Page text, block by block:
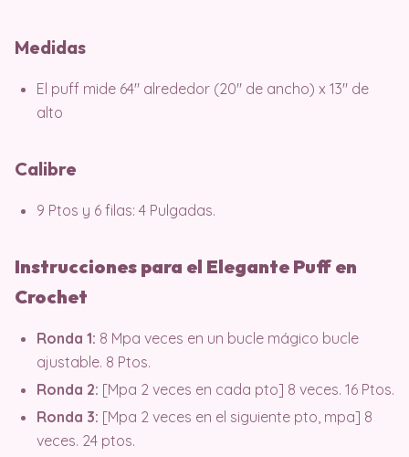
Medidas
El puff mide 64″ alrededor (20″ de ancho) x 13″ de
alto
Calibre
9 Ptos y 6 filas: 4 Pulgadas.
Instrucciones para el Elegante Puff en
Crochet
Ronda 1: 8 Mpa veces en un bucle mágico bucle
ajustable. 8 Ptos.
Ronda 2: [Mpa 2 veces en cada pto] 8 veces. 16 Ptos.
Ronda 3: [Mpa 2 veces en el siguiente pto, mpa] 8
veces. 24 ptos.